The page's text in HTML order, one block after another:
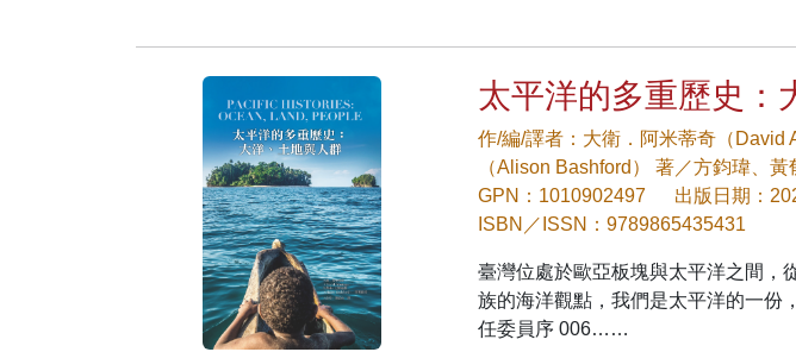
太平洋的多重歷史：
作/編/譯者：大衛．阿米蒂奇（David
（Alison Bashford） 著／方鈞瑋、黃
GPN：1010902497
出版日期：
ISBN／ISSN：9789865435431
臺灣位處於歐亞板塊與太平洋之間，
族的海洋觀點，我們是太平洋的一份
任委員序 006……